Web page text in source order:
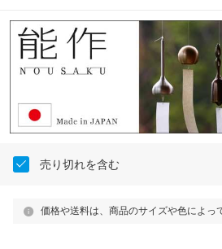
売り切れを含む
価格や送料は、商品のサイズや色によっ